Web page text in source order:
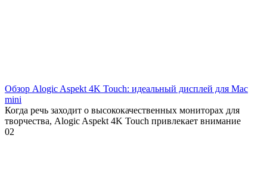
Обзор Alogic Aspekt 4K Touch: идеальный дисплей для Mac
mini
Когда речь заходит о высококачественных мониторах для
творчества, Alogic Aspekt 4K Touch привлекает внимание
02